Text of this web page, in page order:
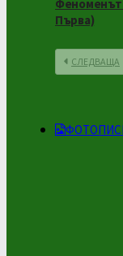
Феноменът
Първа)
СЛЕДВАЩА